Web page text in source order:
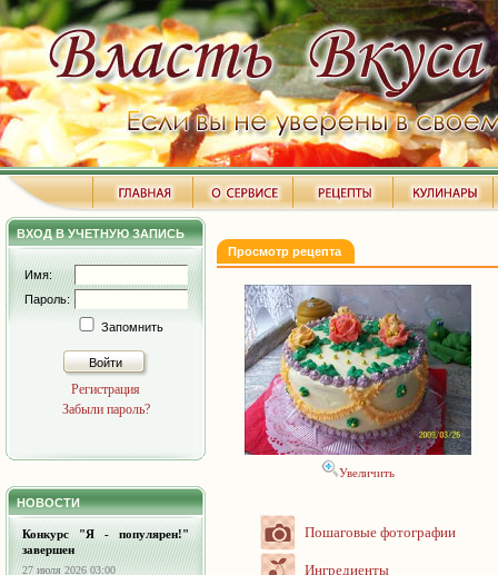
ВХОД В УЧЕТНУЮ ЗАПИСЬ
Имя:
Пароль:
Запомнить
Войти
Регистрация
Забыли пароль?
НОВОСТИ
Конкурс "Я - популярен!"
завершен
27 июля 2026 03:00
Просмотр рецепта
Увеличить
Пошаговые фотографии
Ингредиенты